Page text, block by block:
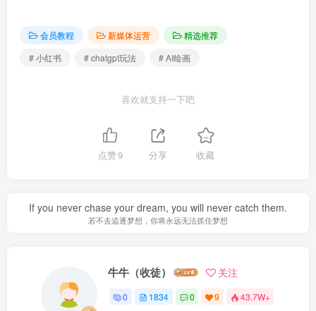
会员教程 新媒体运营
精选推荐
# 小红书
# chatgpt玩法 # AI绘画
喜欢就支持一下吧
点赞9 分享 收藏
If you never chase your dream, you will never catch them.
若不去追逐梦想，你将永远无法抓住梦想
牛牛（收徒） 关注
0 1834 0 9 43.7W+